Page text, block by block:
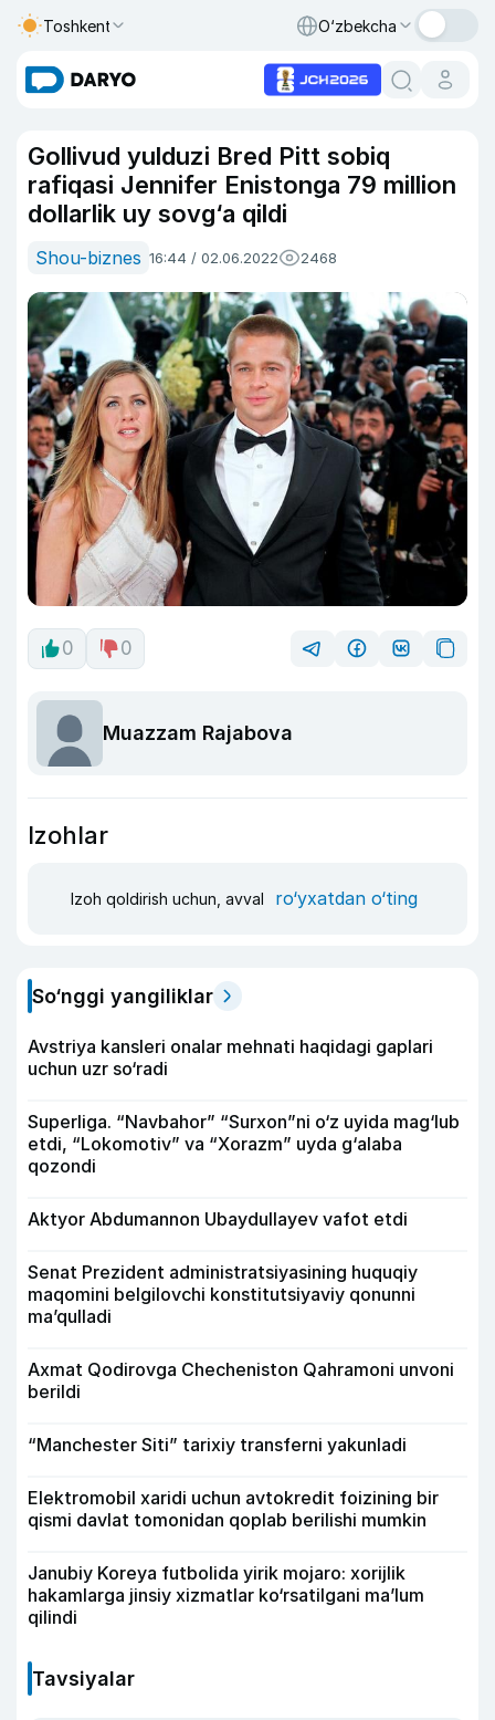
Toshkent O‘zbekcha
Gollivud yulduzi Bred Pitt sobiq
rafiqasi Jennifer Enistonga 79 million
dollarlik uy sovg‘a qildi
Shou-biznes 16:44 / 02.06.2022 2468
0 0
Muazzam Rajabova
Izohlar
Izoh qoldirish uchun, avval ro‘yxatdan o‘ting
So‘nggi yangiliklar
Avstriya kansleri onalar mehnati haqidagi gaplari
uchun uzr so‘radi
Superliga. “Navbahor” “Surxon”ni o‘z uyida mag‘lub
etdi, “Lokomotiv” va “Xorazm” uyda g‘alaba
qozondi
Aktyor Abdu­mannon Ubaydullayev vafot etdi
Senat Prezident administratsiyasining huquqiy
maqomini belgilovchi konstitutsiyaviy qonunni
ma’qulladi
Axmat Qodirovga Checheniston Qahramoni unvoni
berildi
“Manchester Siti” tarixiy transferni yakunladi
Elektromobil xaridi uchun avtokredit foizining bir
qismi davlat tomonidan qoplab berilishi mumkin
Janubiy Koreya futbolida yirik mojaro: xorijlik
hakamlarga jinsiy xizmatlar ko‘rsatilgani ma’lum
qilindi
Tavsiyalar